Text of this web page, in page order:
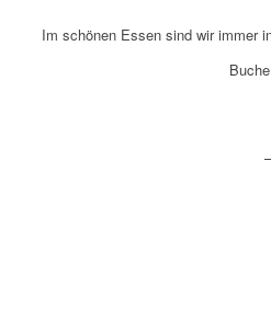
Im schönen Essen sind wir immer